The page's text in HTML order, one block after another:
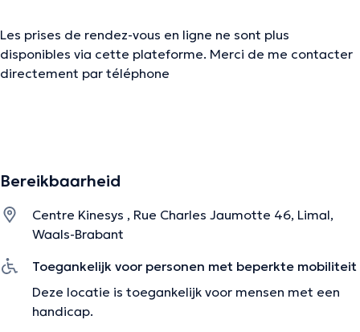
Les prises de rendez-vous en ligne ne sont plus
disponibles via cette plateforme. Merci de me contacter
directement par téléphone
Bereikbaarheid
Centre Kinesys , Rue Charles Jaumotte 46, Limal,
Waals-Brabant
Toegankelijk voor personen met beperkte mobiliteit
Deze locatie is toegankelijk voor mensen met een
handicap.